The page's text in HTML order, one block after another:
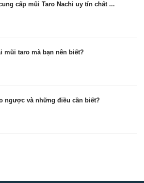
cấp mũi Taro Nachi uy tín chất ...
mũi taro mà bạn nên biết?
ngược và những điều cần biết?